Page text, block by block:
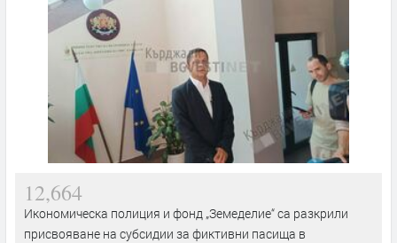
12,664
Икономическа полиция и фонд „Земеделие“ са разкрили
присвояване на субсидии за фиктивни пасища в